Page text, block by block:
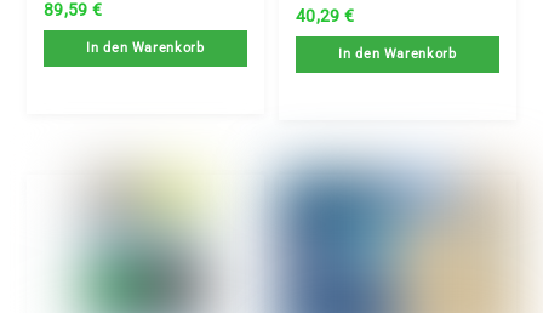
89,59 €
In den Warenkorb
40,29 €
In den Warenkorb